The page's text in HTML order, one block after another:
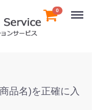
0 Menu
品名)を正確に入